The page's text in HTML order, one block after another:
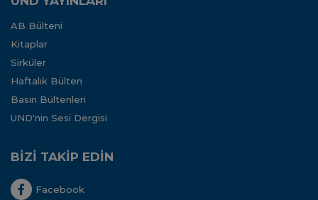
AB Bülteni
Kitaplar
Sirküler
Haftalık Bülten
Basın Bültenleri
UND'nin Sesi Dergisi
BİZİ TAKİP EDİN
Facebook